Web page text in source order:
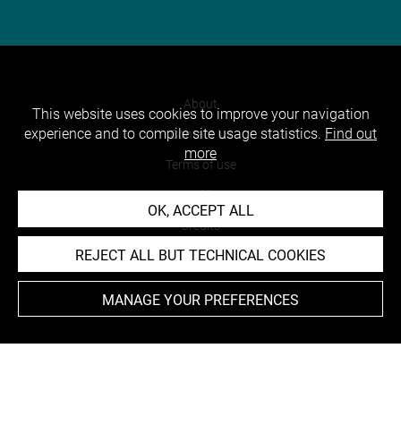
About
Contact Us
Terms of use
Cookies
Credits
Accessibility : non compliant
This website uses cookies to improve your navigation
experience and to compile site usage statistics. Find out
more
OK, ACCEPT ALL
REJECT ALL BUT TECHNICAL COOKIES
MANAGE YOUR PREFERENCES